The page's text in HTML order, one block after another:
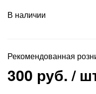
В наличии
Рекомендованная
300 руб./